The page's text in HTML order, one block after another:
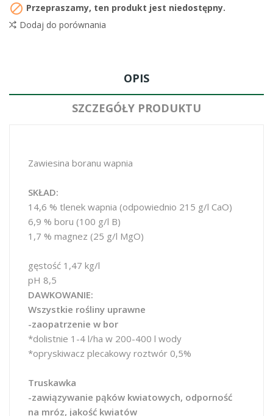
 Przepraszamy, ten produkt jest niedostępny.
Dodaj do porównania
OPIS
SZCZEGÓŁY PRODUKTU
Zawiesina boranu wapnia
SKŁAD:
14,6 % tlenek wapnia (odpowiednio 215 g/l CaO)
6,9 % boru (100 g/l B)
1,7 % magnez (25 g/l MgO)
gęstość 1,47 kg/l
pH 8,5
DAWKOWANIE:
Wszystkie rośliny uprawne
-zaopatrzenie w bor
*dolistnie 1-4 l/ha w 200-400 l wody
*opryskiwacz plecakowy roztwór 0,5%
Truskawka
-zawiązywanie pąków kwiatowych, odporność
na mróz, jakość kwiatów